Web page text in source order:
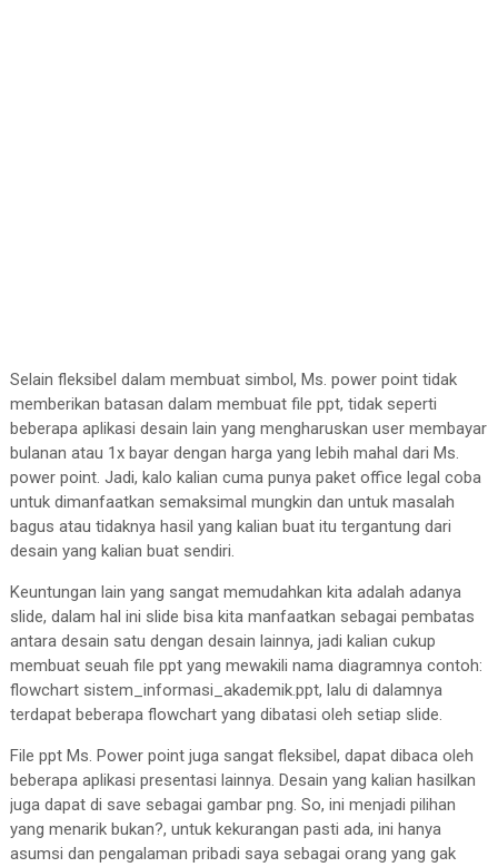
Selain fleksibel dalam membuat simbol, Ms. power point tidak
memberikan batasan dalam membuat file ppt, tidak seperti
beberapa aplikasi desain lain yang mengharuskan user membayar
bulanan atau 1x bayar dengan harga yang lebih mahal dari Ms.
power point. Jadi, kalo kalian cuma punya paket office legal coba
untuk dimanfaatkan semaksimal mungkin dan untuk masalah
bagus atau tidaknya hasil yang kalian buat itu tergantung dari
desain yang kalian buat sendiri.
Keuntungan lain yang sangat memudahkan kita adalah adanya
slide, dalam hal ini slide bisa kita manfaatkan sebagai pembatas
antara desain satu dengan desain lainnya, jadi kalian cukup
membuat seuah file ppt yang mewakili nama diagramnya contoh:
flowchart sistem_informasi_akademik.ppt, lalu di dalamnya
terdapat beberapa flowchart yang dibatasi oleh setiap slide.
File ppt Ms. Power point juga sangat fleksibel, dapat dibaca oleh
beberapa aplikasi presentasi lainnya. Desain yang kalian hasilkan
juga dapat di save sebagai gambar png. So, ini menjadi pilihan
yang menarik bukan?, untuk kekurangan pasti ada, ini hanya
asumsi dan pengalaman pribadi saya sebagai orang yang gak